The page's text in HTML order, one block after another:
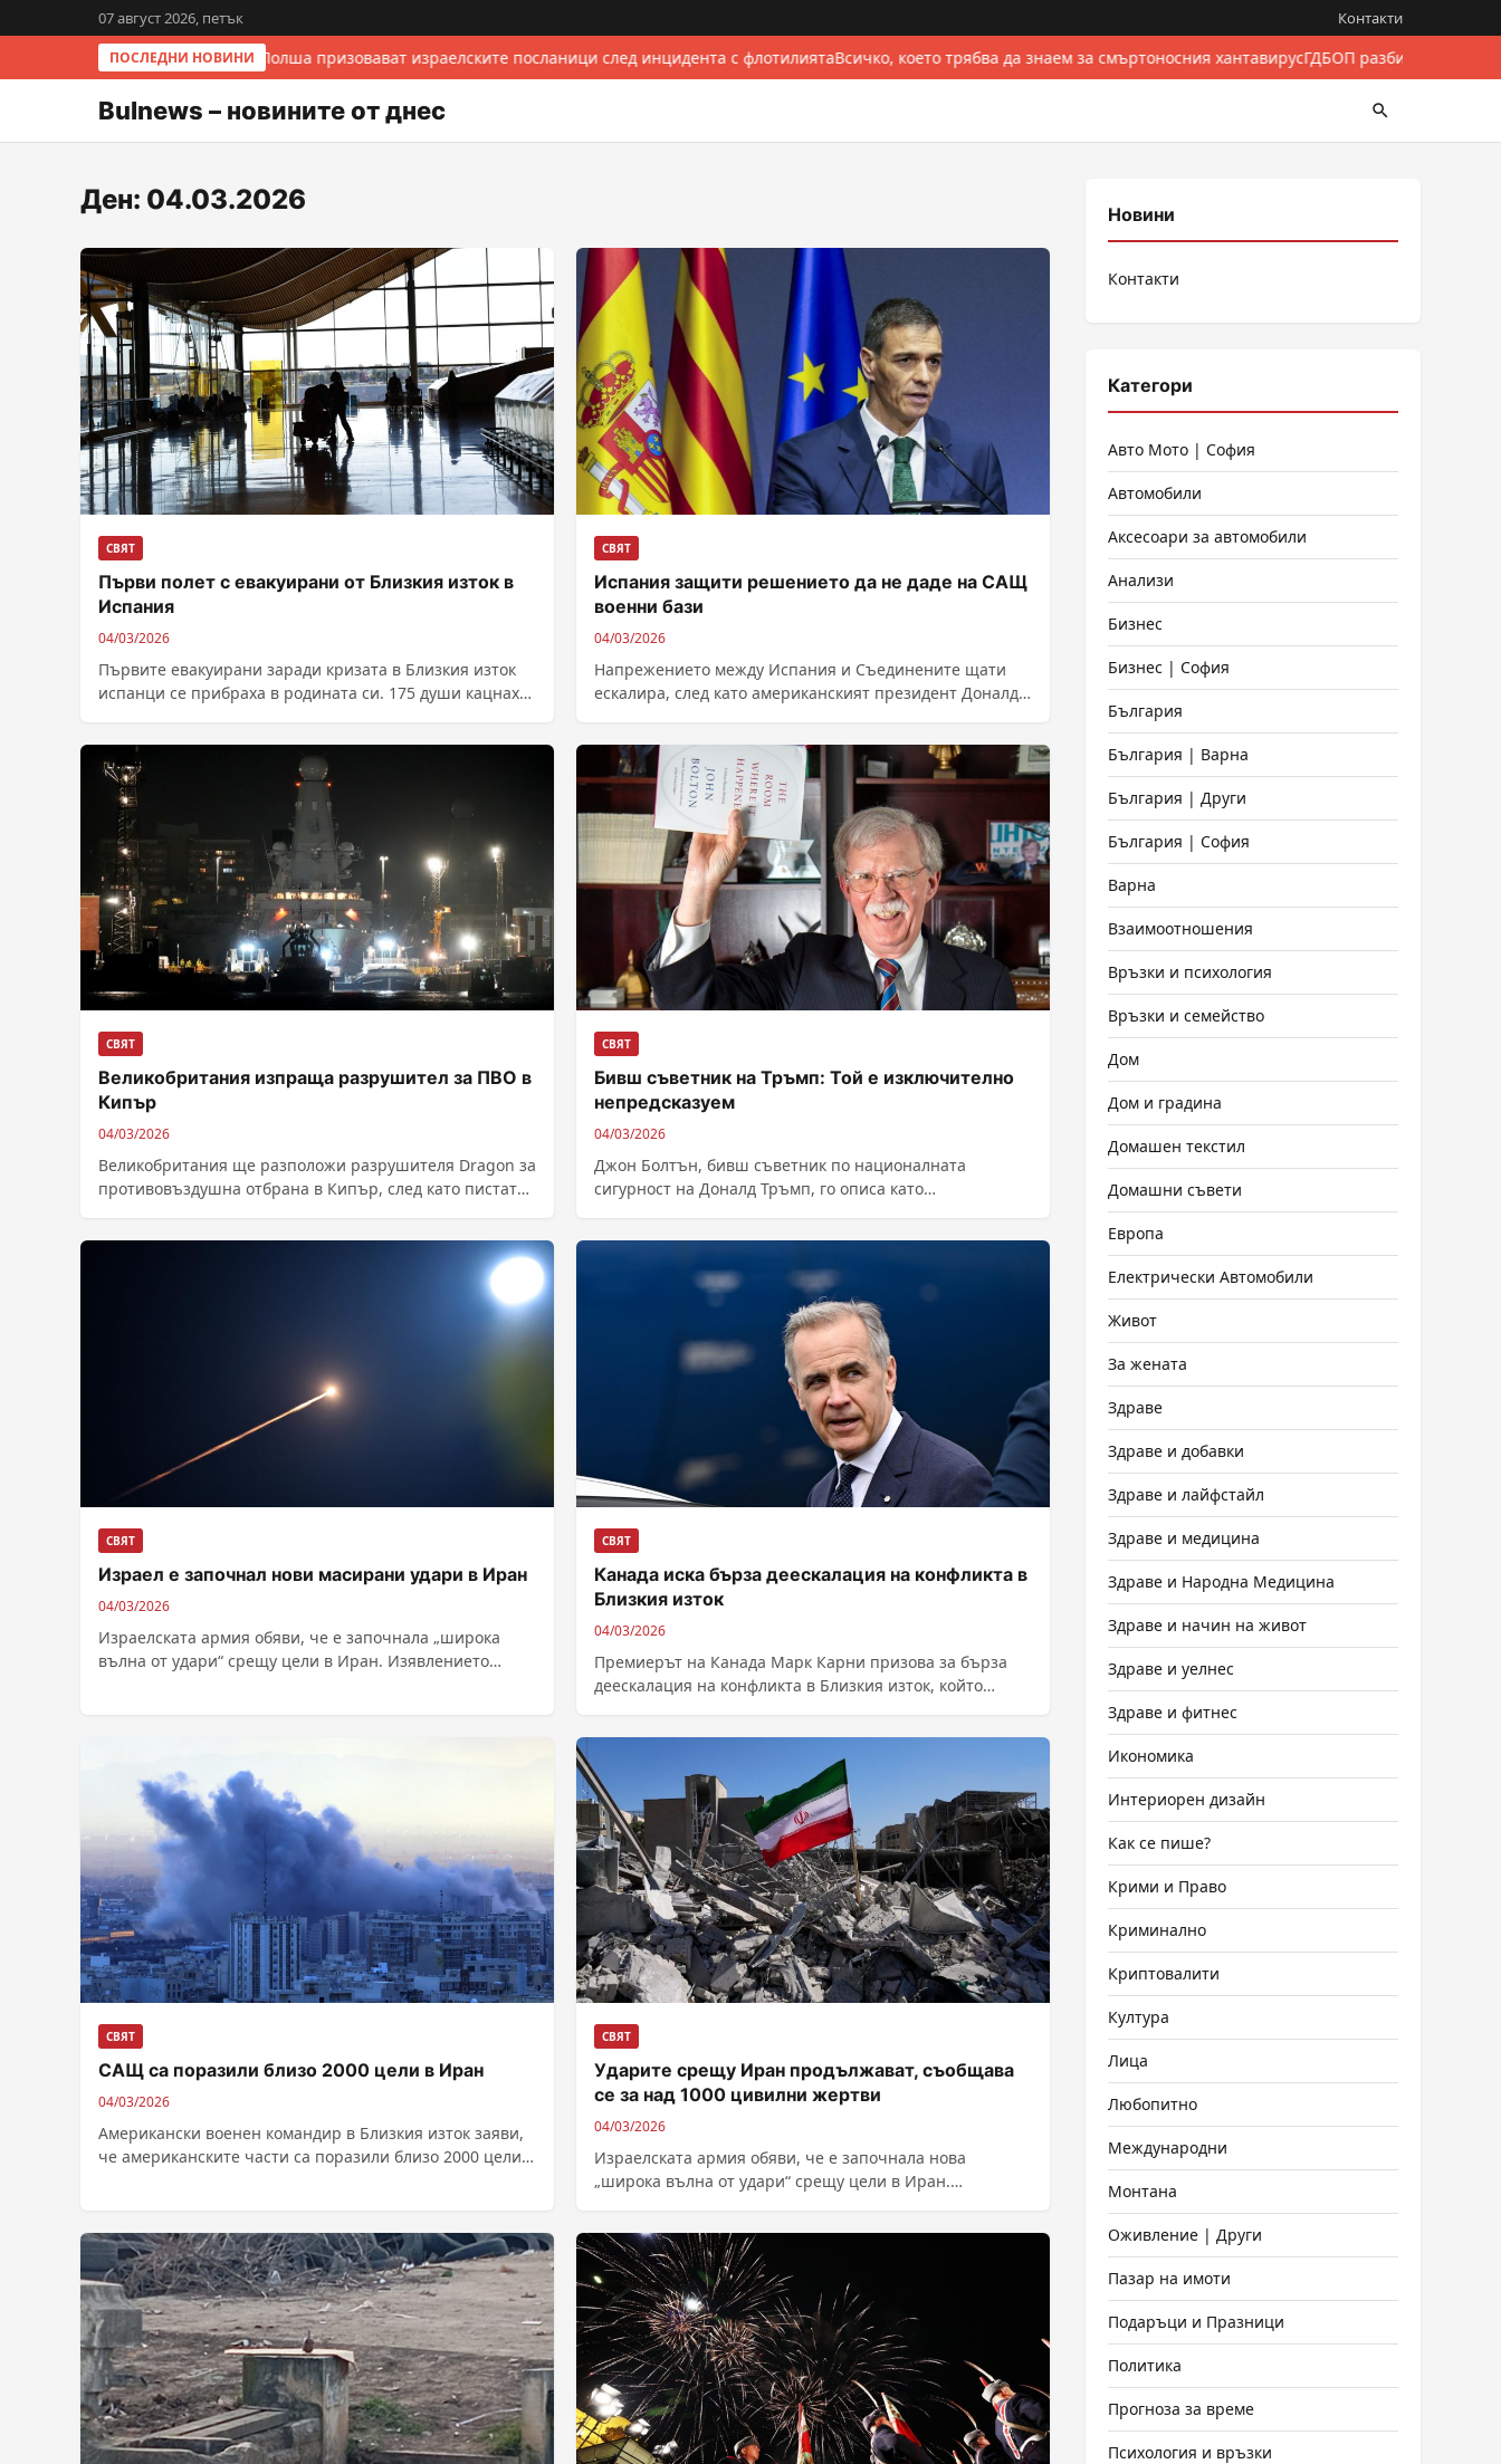
07 август 2026, петък Контакти
ПОСЛЕДНИ НОВИНИ
Италия и Полша призовават израелските посланици след инцидента с флотилиятаВсичко, което трябва да знаем за смъртоносния хантавирусГДБОП разби
Bulnews – новините от днес
Ден: 04.03.2026
СВЯТ
Първи полет с евакуирани от Близкия изток в
Испания
04/03/2026
Първите евакуирани заради кризата в Близкия изток
испанци се прибраха в родината си. 175 души кацнаха
СВЯТ
Испания защити решението да не даде на САЩ
военни бази
04/03/2026
Напрежението между Испания и Съединените щати
ескалира, след като американският президент Доналд
СВЯТ
Великобритания изпраща разрушител за ПВО в
Кипър
04/03/2026
Великобритания ще разположи разрушителя Dragon за
противовъздушна отбрана в Кипър, след като пистата
СВЯТ
Бивш съветник на Тръмп: Той е изключително
непредсказуем
04/03/2026
Джон Болтън, бивш съветник по националната
сигурност на Доналд Тръмп, го описа като
американския президент...
СВЯТ
Израел е започнал нови масирани удари в Иран
04/03/2026
Израелската армия обяви, че е започнала „широка
вълна от удари“ срещу цели в Иран. Изявлението
СВЯТ
Канада иска бърза деескалация на конфликта в
Близкия изток
04/03/2026
Премиерът на Канада Марк Карни призова за бърза
деескалация на конфликта в Близкия изток, който
СВЯТ
САЩ са поразили близо 2000 цели в Иран
04/03/2026
Американски военен командир в Близкия изток заяви,
че американските части са поразили близо 2000 цели в
СВЯТ
Ударите срещу Иран продължават, съобщава
се за над 1000 цивилни жертви
04/03/2026
Израелската армия обяви, че е започнала нова
„широка вълна от удари“ срещу цели в Иран.
Новини
Контакти
Категори
Авто Мото | София
Автомобили
Аксесоари за автомобили
Анализи
Бизнес
Бизнес | София
България
България | Варна
България | Други
България | София
Варна
Взаимоотношения
Връзки и психология
Връзки и семейство
Дом
Дом и градина
Домашен текстил
Домашни съвети
Европа
Електрически Автомобили
Живот
За жената
Здраве
Здраве и добавки
Здраве и лайфстайл
Здраве и медицина
Здраве и Народна Медицина
Здраве и начин на живот
Здраве и уелнес
Здраве и фитнес
Икономика
Интериорен дизайн
Как се пише?
Крими и Право
Криминално
Криптовалити
Култура
Лица
Любопитно
Международни
Монтана
Оживление | Други
Пазар на имоти
Подаръци и Празници
Политика
Прогноза за време
Психология и връзки